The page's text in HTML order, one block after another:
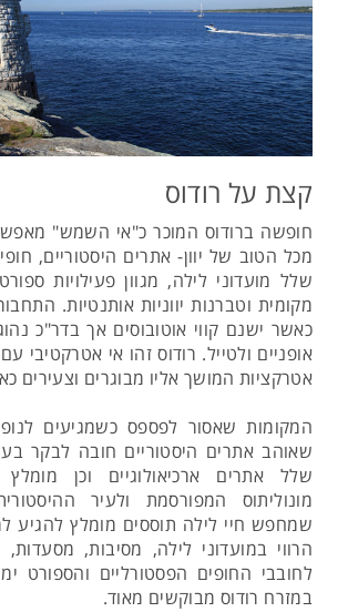
קצת על רודוס
חופשה ברודוס המוכר כ"אי השמש"
מכל הטוב של יוון- אתרים היסטוריים,
שלל מועדוני לילה, מגוון פעילויות
מקומית וטברנות יווניות אותנטיות.
כאשר ישנם קווי אוטובוסים אך בדר"כ
אופניים ולטייל. רודוס זהו אי אטרקטיבי
אטרקציות המושך אליו מבוגרים וצעירים
המקומות שאסור לפספס כשמגיעים
שאוהב אתרים היסטוריים חובה לבקר
שלל אתרים ארכיאולוגיים וכן
מונוליתוס המפורסמת ולעיר
שמחפש חיי לילה תוססים מומלץ להגיע
הרווי במועדוני לילה, מסיבות,
לחובבי החופים הפסטורליים והספורט
במזרח רודוס מבוקשים מאוד.